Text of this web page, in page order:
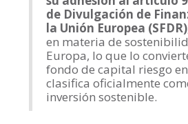
de Divulgación de
la Unión Europea (SFDR)
en materia de
Europa, lo que lo
fondo de capital riesgo
clasifica oficialmente
inversión sostenible.